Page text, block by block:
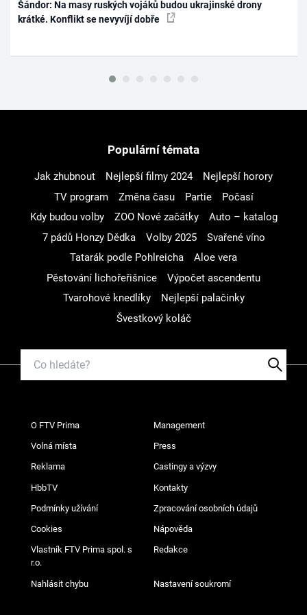
Šándor: Na masy ruských vojáků budou ukrajinské drony
krátké. Konflikt se nevyvíjí dobře
Populární témata
Jak zhubnout Nejlepší filmy 2024
Nejlepší horory
TV program
Změna času Partie
Počasí
Kdy budou volby
ZOO Nové začátky
Auto – katalog
7 pádů Honzy Dědka
Volby 2025
Svařené víno
Tatarák podle Pohlreicha
Aloe vera
Pěstování lichořeřišnice
Výpočet ascendentu
Tvarohové knedlíky
Nejlepší palačinky
Švestkový koláč
O FTV Prima Management
Volná místa Press
Reklama Castingy a výzvy
HbbTV Kontakty
Podmínky užívání Zpracování osobních údajů
Cookies Nápověda
Vlastník FTV Prima spol. s
r.o.
Redakce
Nahlásit chybu Nastavení soukromí